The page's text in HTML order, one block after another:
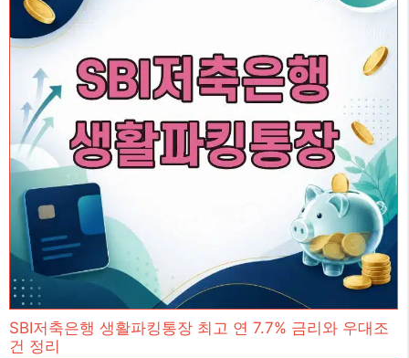
SBI저축은행 생활파킹통장 최고 연 7.7% 금리와 우대조
건 정리